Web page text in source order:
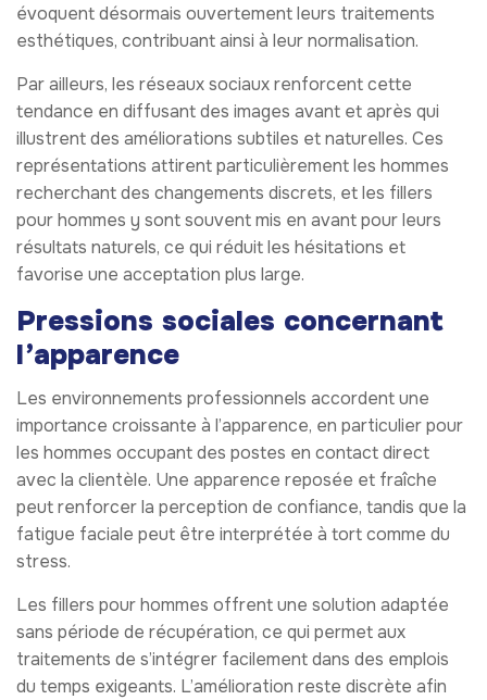
évoquent désormais ouvertement leurs traitements
esthétiques, contribuant ainsi à leur normalisation.
Par ailleurs, les réseaux sociaux renforcent cette
tendance en diffusant des images avant et après qui
illustrent des améliorations subtiles et naturelles. Ces
représentations attirent particulièrement les hommes
recherchant des changements discrets, et les fillers
pour hommes y sont souvent mis en avant pour leurs
résultats naturels, ce qui réduit les hésitations et
favorise une acceptation plus large.
Pressions sociales concernant
l’apparence
Les environnements professionnels accordent une
importance croissante à l’apparence, en particulier pour
les hommes occupant des postes en contact direct
avec la clientèle. Une apparence reposée et fraîche
peut renforcer la perception de confiance, tandis que la
fatigue faciale peut être interprétée à tort comme du
stress.
Les fillers pour hommes offrent une solution adaptée
sans période de récupération, ce qui permet aux
traitements de s’intégrer facilement dans des emplois
du temps exigeants. L’amélioration reste discrète afin